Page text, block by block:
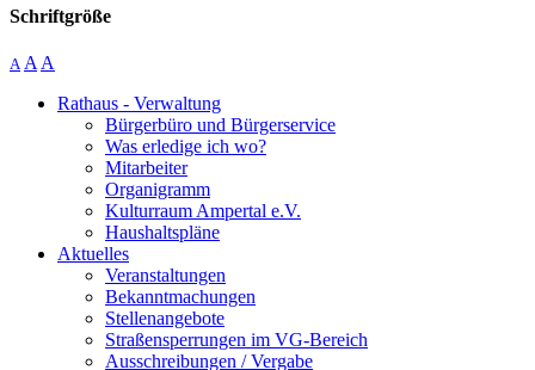
Schriftgröße
A A A
Rathaus - Verwaltung
Bürgerbüro und Bürgerservice
Was erledige ich wo?
Mitarbeiter
Organigramm
Kulturraum Ampertal e.V.
Haushaltspläne
Aktuelles
Veranstaltungen
Bekanntmachungen
Stellenangebote
Straßensperrungen im VG-Bereich
Ausschreibungen / Vergabe